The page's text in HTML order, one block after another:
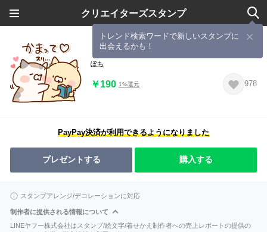
クリエイターズスタンプ
トレンド検索ワードで新しいスタンプに
出会えるかも！
となりのにゃんこ ラブラブ３
ぽち
￥190 1%還元 978
PayPay決済が利用できるようになりました
プレゼントする 購入する
スタンプアレンジ/デコレーションに対応
制作者に提供される情報について
LINEヤフー株式会社はスタンプ/絵文字/着せかえ制作者への売上レポートの提供の